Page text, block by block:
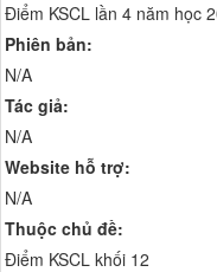
Điểm KSCL lần 4 năm học
Phiên bản:
N/A
Tác giả:
N/A
Website hỗ trợ:
N/A
Thuộc chủ đề:
Điểm KSCL khối 12